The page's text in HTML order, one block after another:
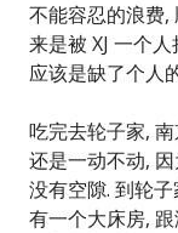
不能容忍的浪费,
来是被 XJ 一个
应该是缺了个人
吃完去轮子家,
还是一动不动,
没有空隙. 到轮
有一个大床房,